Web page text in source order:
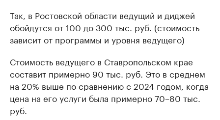
Так, в Ростовской области ведущий и диджей
обойдутся от 100 до 300 тыс. руб. (стоимость
зависит от программы и уровня ведущего)
Стоимость ведущего в Ставропольском крае
составит примерно 90 тыс. руб. Это в среднем
на 20% выше по сравнению с 2024 годом, когда
цена на его услуги была примерно 70–80 тыс.
руб.